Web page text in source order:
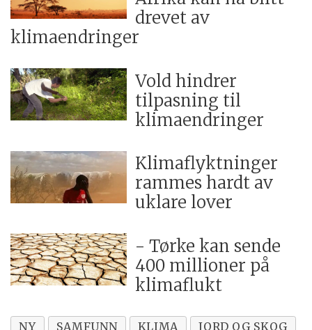
drevet av
klimaendringer
Vold hindrer
tilpasning til
klimaendringer
Klimaflyktninger
rammes hardt av
uklare lover
- Tørke kan sende
400 millioner på
klimaflukt
NY SAMFUNN KLIMA
JORD OG SKOG